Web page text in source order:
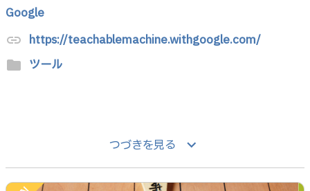
Google
link https://teachablemachine.withgoogle.com/
folder ツール
つづきを見る keyboard_arrow_down